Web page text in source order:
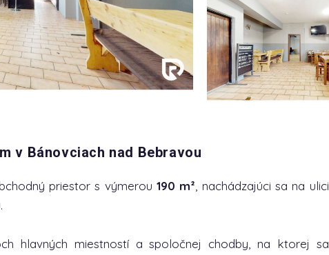
v Bánovciach nad Bebravou
priestor s výmerou190 m² , nachádzajúci sa na ulici
hlavných miestností a spoločnej chodby, na ktorej sa